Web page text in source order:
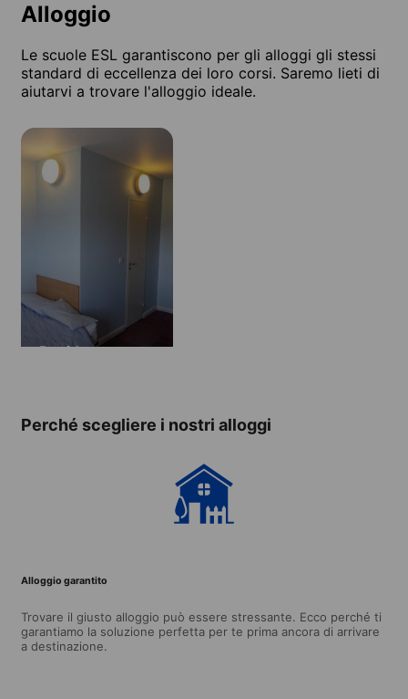
Alloggio
Le scuole ESL garantiscono per gli alloggi gli stessi
standard di eccellenza dei loro corsi. Saremo lieti di
aiutarvi a trovare l'alloggio ideale.
Residence
Perché scegliere i nostri alloggi
Alloggio garantito
Trovare il giusto alloggio può essere stressante. Ecco perché ti
garantiamo la soluzione perfetta per te prima ancora di arrivare
a destinazione.